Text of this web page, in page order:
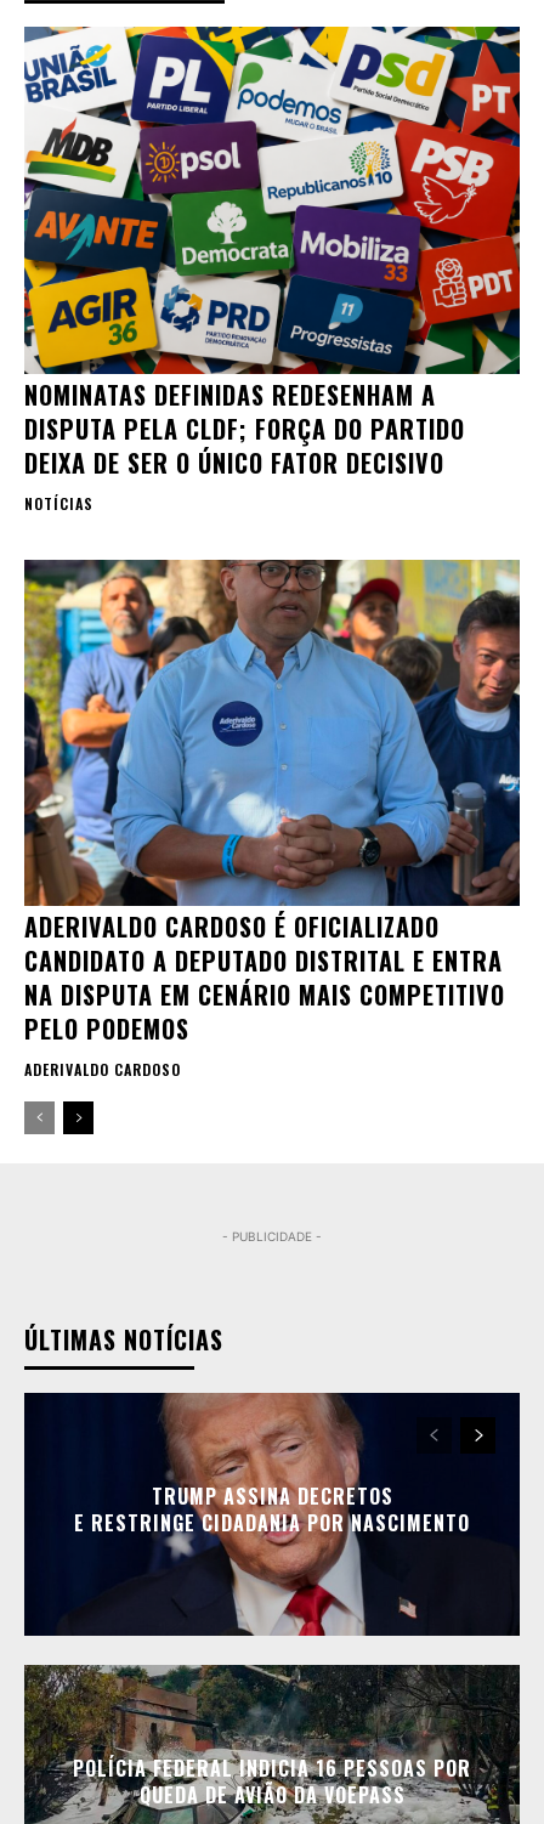
NOMINATAS DEFINIDAS REDESENHAM A
DISPUTA PELA CLDF; FORÇA DO PARTIDO
DEIXA DE SER O ÚNICO FATOR DECISIVO
NOTÍCIAS
ADERIVALDO CARDOSO É OFICIALIZADO
CANDIDATO A DEPUTADO DISTRITAL E ENTRA
NA DISPUTA EM CENÁRIO MAIS COMPETITIVO
PELO PODEMOS
ADERIVALDO CARDOSO
- PUBLICIDADE -
ÚLTIMAS NOTÍCIAS
TRUMP ASSINA DECRETOS
E RESTRINGE CIDADANIA POR NASCIMENTO
POLÍCIA FEDERAL INDICIA 16 PESSOAS POR
QUEDA DE AVIÃO DA VOEPASS